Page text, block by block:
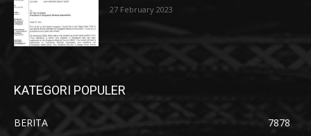
27 February 2023
KATEGORI POPULER
BERITA
7878